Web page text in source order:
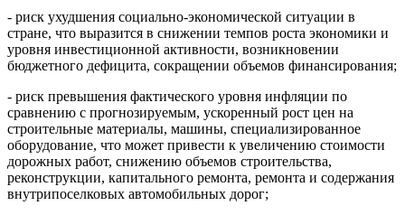
- риск ухудшения социально-экономической ситуации в
стране, что выразится в снижении темпов роста экономики и
уровня инвестиционной активности, возникновении
бюджетного дефицита, сокращении объемов финансирования;
- риск превышения фактического уровня инфляции по
сравнению с прогнозируемым, ускоренный рост цен на
строительные материалы, машины, специализированное
оборудование, что может привести к увеличению стоимости
дорожных работ, снижению объемов строительства,
реконструкции, капитального ремонта, ремонта и содержания
внутрипоселковых автомобильных дорог;